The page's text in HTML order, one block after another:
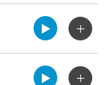
▶︎ ＋
▶︎ ＋